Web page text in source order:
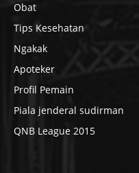
Obat
Tips Kesehatan
Ngakak
Apoteker
Profil Pemain
Piala jenderal sudirman
QNB League 2015